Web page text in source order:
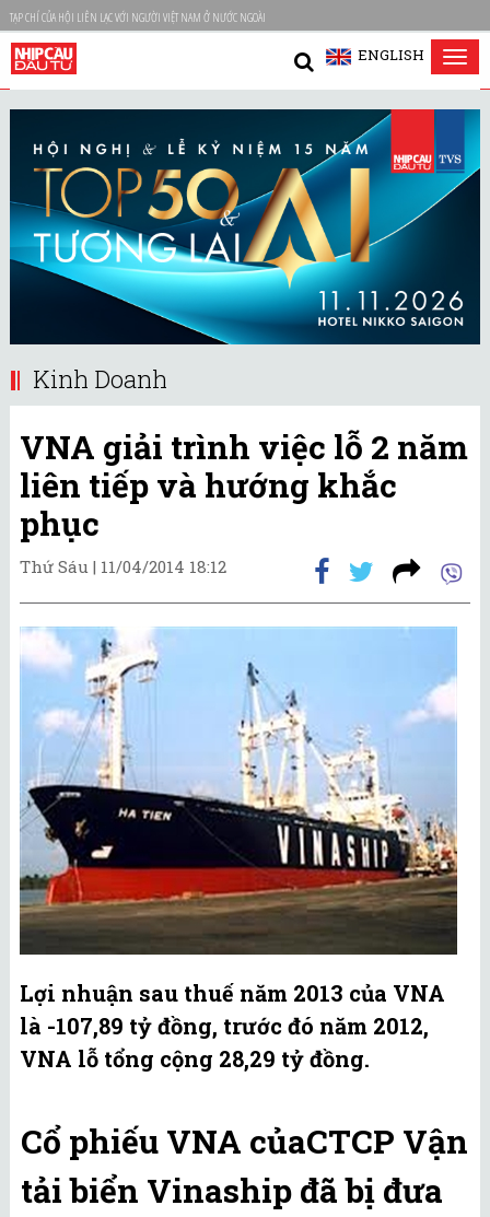
TẠP CHÍ CỦA HỘI LIÊN LẠC VỚI NGƯỜI VIỆT NAM Ở NƯỚC NGOÀI
ENGLISH
Kinh Doanh
VNA giải trình việc lỗ 2 năm
liên tiếp và hướng khắc
phục
Thứ Sáu | 11/04/2014 18:12
Lợi nhuận sau thuế năm 2013 của VNA
là -107,89 tỷ đồng, trước đó năm 2012,
VNA lỗ tổng cộng 28,29 tỷ đồng.
Cổ phiếu VNA củaCTCP Vận
tải biển Vinaship đã bị đưa